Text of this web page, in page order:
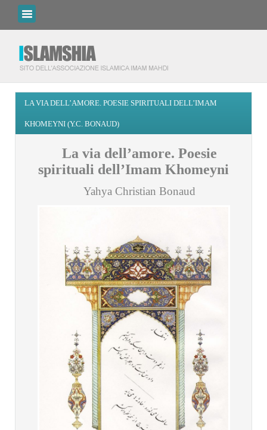
LA VIA DELL’AMORE. POESIE SPIRITUALI DELL’IMAM
KHOMEYNI (Y.C. BONAUD)
La via dell’amore. Poesie
spirituali dell’Imam Khomeyni
Yahya Christian Bonaud